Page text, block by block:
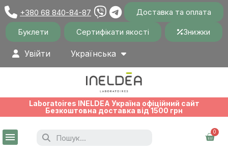
+380 68 840-84-87 Доставка та оплата
Буклети Сертифікати якості Знижки
Увійти Українська
Laboratoires INELDEA Україна офіційний сайт
Безкоштовна доставка від 1500 грн